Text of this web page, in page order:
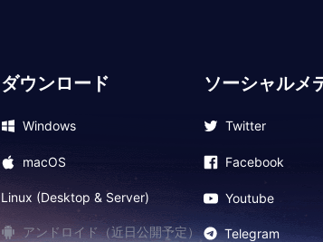
ダウンロード
Windows
macOS
Linux (Desktop & Server)
アンドロイド（近日公開予定）
ソーシャルメ
Twitter
Facebook
Youtube
Telegram